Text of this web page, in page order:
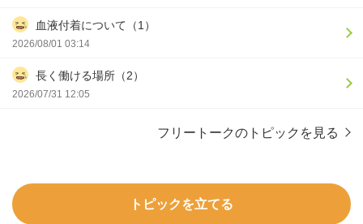
血液付着について（1）
2026/08/01 03:14
長く働ける場所（2）
2026/07/31 12:05
フリートークのトピックを見る
トピックを立てる